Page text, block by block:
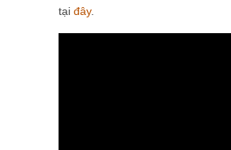
tại đây.